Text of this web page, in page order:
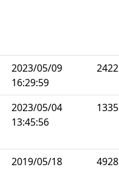
2023/05/09
16:29:59
2422
2023/05/04
13:45:56
1335
2019/05/18
4928